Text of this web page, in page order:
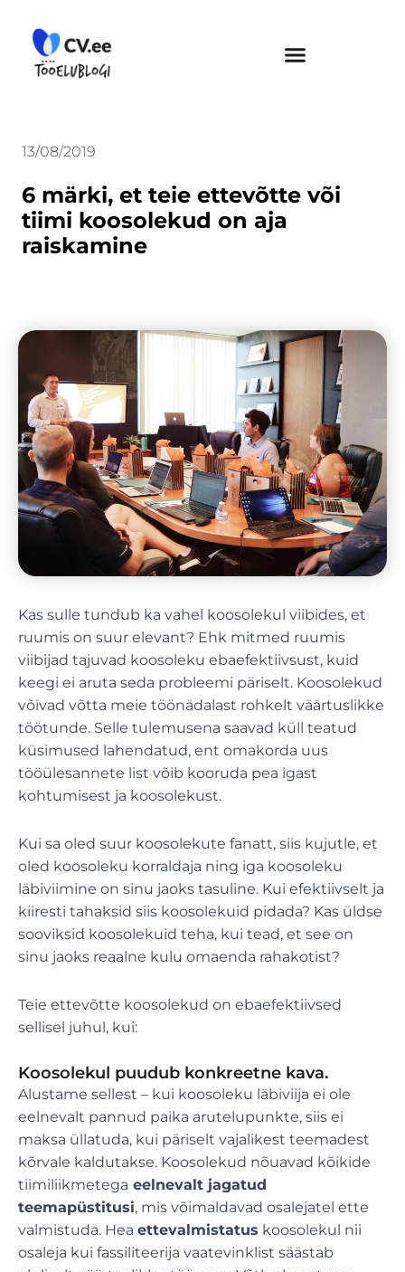
content
13/08/2019
6 märki, et teie ettevõtte või
tiimi koosolekud on aja
raiskamine
Kas sulle tundub ka vahel koosolekul viibides, et
ruumis on suur elevant? Ehk mitmed ruumis
viibijad tajuvad koosoleku ebaefektiivsust, kuid
keegi ei aruta seda probleemi päriselt. Koosolekud
võivad võtta meie töönädalast rohkelt väärtuslikke
töötunde. Selle tulemusena saavad küll teatud
küsimused lahendatud, ent omakorda uus
tööülesannete list võib kooruda pea igast
kohtumisest ja koosolekust.
Kui sa oled suur koosolekute fanatt, siis kujutle, et
oled koosoleku korraldaja ning iga koosoleku
läbiviimine on sinu jaoks tasuline. Kui efektiivselt ja
kiiresti tahaksid siis koosolekuid pidada? Kas üldse
sooviksid koosolekuid teha, kui tead, et see on
sinu jaoks reaalne kulu omaenda rahakotist?
Teie ettevõtte koosolekud on ebaefektiivsed
sellisel juhul, kui:
Koosolekul puudub konkreetne kava.
Alustame sellest – kui koosoleku läbiviija ei ole
eelnevalt pannud paika arutelupunkte, siis ei
maksa üllatuda, kui päriselt vajalikest teemadest
kõrvale kaldutakse. Koosolekud nõuavad kõikide
tiimiliikmetega eelnevalt jagatud
teemapüstitusi, mis võimaldavad osalejatel ette
valmistuda. Hea ettevalmistatus koosolekul nii
osaleja kui fassiliteerija vaatevinklist säästab